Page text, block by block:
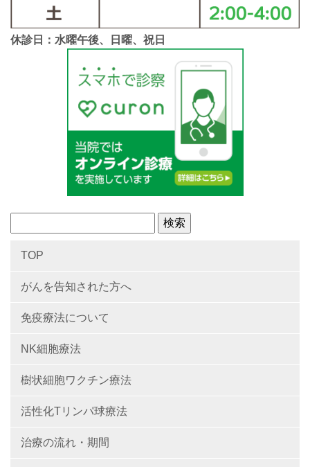
休診日：水曜午後、日曜、祝日
TOP
がんを告知された方へ
免疫療法について
NK細胞療法
樹状細胞ワクチン療法
活性化Tリンパ球療法
治療の流れ・期間